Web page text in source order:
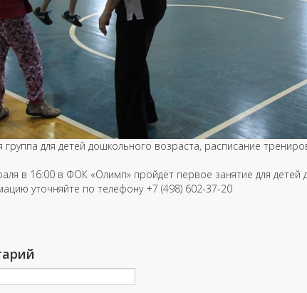
для детей дошкольного возраста, расписание
в 16:00 в ФОК «Олимп» пройдёт первое занятие для детей
уточняйте по телефону +7 (498) 602-37-20